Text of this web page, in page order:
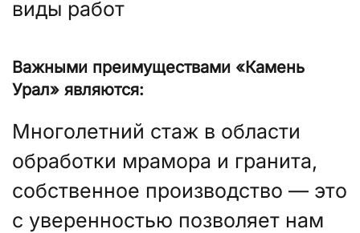
виды работ
Важными преимуществами «Камень
Урал» являются:
Многолетний стаж в области
обработки мрамора и гранита,
собственное производство — это
с уверенностью позволяет нам